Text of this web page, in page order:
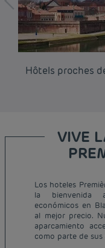
Hôtels proches
VIVE
Los hoteles
la bienvenida
económicos en
al mejor precio.
aparcamiento
como parte de sus
Hoteles baratos París
Hoteles baratos Francia
Hoteles baratos Marsella
Hoteles baratos Burdeos
Avisos legales
Términos y Condiciones